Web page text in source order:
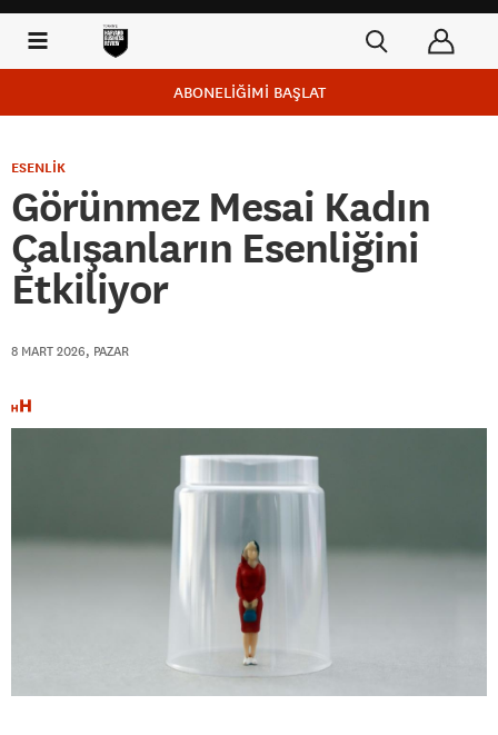
ABONELİĞİMİ BAŞLAT
ESENLİK
Görünmez Mesai Kadın
Çalışanların Esenliğini
Etkiliyor
8 MART 2026, PAZAR